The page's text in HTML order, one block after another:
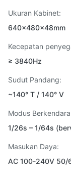
Ukuran Kabinet:
640×480×48mm
Kecepatan
≥ 3840Hz
Sudut Pandang:
~140° T / 140° V
Modus
1/26s – 1/64s
Masukan Daya:
AC 100-240V 50/